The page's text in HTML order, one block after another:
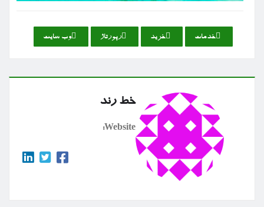
خدمات خرید رپورتاژ وب سایت
خط رند
Website: